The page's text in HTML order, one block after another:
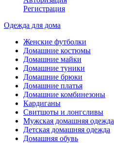
Регистрация
Одежда для дома
Женские футболки
Домашние костюмы
Домашние майки
Домашние туники
Домашние брюки
Домашние платья
Домашние комбинезоны
Кардиганы
Свитшоты и лонгсливы
Мужская домашняя одежда
Детская домашняя одежда
Домашняя обувь